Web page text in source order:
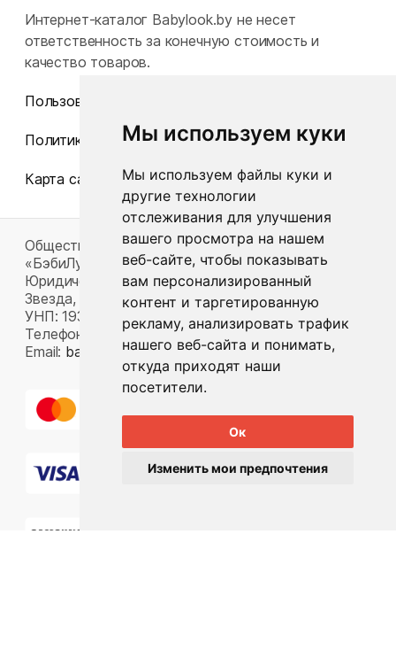
Мы используем куки
Мы используем файлы куки и
другие технологии
отслеживания для улучшения
вашего просмотра на нашем
веб-сайте, чтобы показывать
вам персонализированный
контент и таргетированную
рекламу, анализировать трафик
нашего веб-сайта и понимать,
откуда приходят наши
посетители.
Ок
Изменить мои предпочтения
Интернет-каталог Babylook.by не несет
ответственность за конечную стоимость и
качество товаров.
Пользовательское соглашение
Политика конфиденциальности
Карта сайта
Общество с ограниченной ответственностью
«БэбиЛук»
Юридический адрес: 220117, г. Минск, пр-т Газеты
Звезда, д. 16, пом. 52
УНП: 193815124
Телефон:
+375 33 392 66 63
Email: babylook.gm@gmail.com.